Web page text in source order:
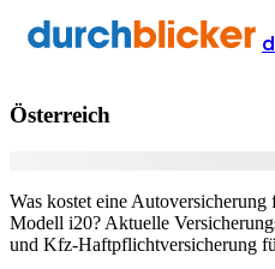
Versicherung
Österreich
Was kostet eine
Modell i20? Aktuelle
und Kfz-Haftpflichtversicherung